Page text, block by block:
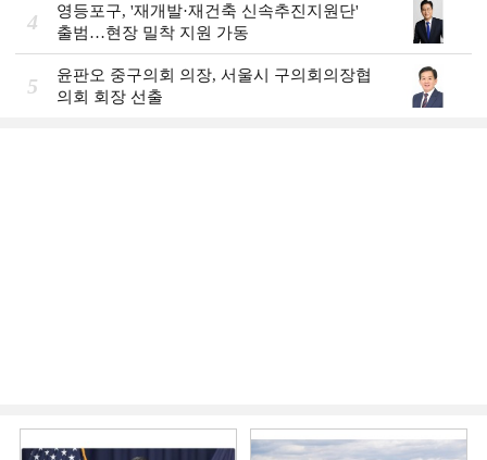
4
영등포구, '재개발·재건축 신속추진지원단'
출범…현장 밀착 지원 가동
5
윤판오 중구의회 의장, 서울시 구의회의장협
의회 회장 선출